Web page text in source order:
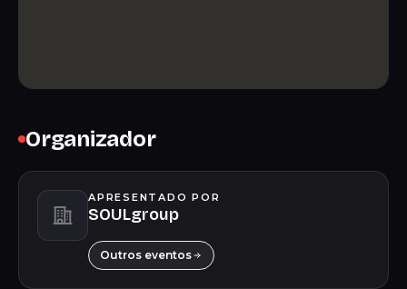
Organizador
APRESENTADO POR
SOULgroup
Outros eventos